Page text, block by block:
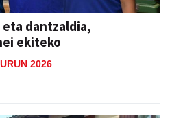
dantzaldia,
ekiteko
2026